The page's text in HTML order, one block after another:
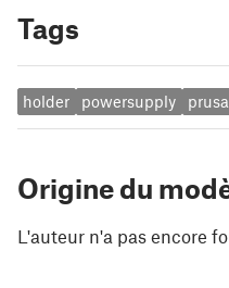
Tags
holder powersupply
Origine du
L'auteur n'a pas encore